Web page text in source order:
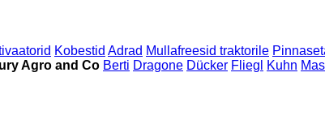
Kobestid Adrad Mullafreesid traktorile
Agro and Co Berti Dragone Dücker Fliegl Kuhn